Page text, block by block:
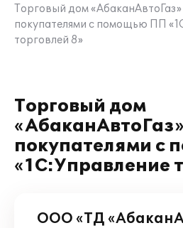
Торговый дом
покупателями с помощью ПП
торговлей 8»
Торговый дом
покупателями с
«1С:Управление
ООО «ТД